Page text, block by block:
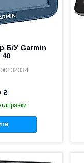
Б/У Garmin
40
₴